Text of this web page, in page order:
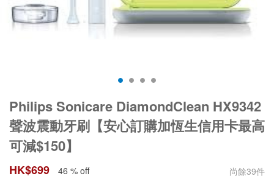
Philips Sonicare DiamondClean HX9342
聲波震動牙刷【安心訂購加恆生信用卡最高
可減$150】
HK$699 46 % off 尚餘39件